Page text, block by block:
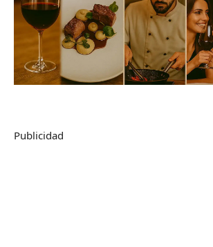
Publicidad